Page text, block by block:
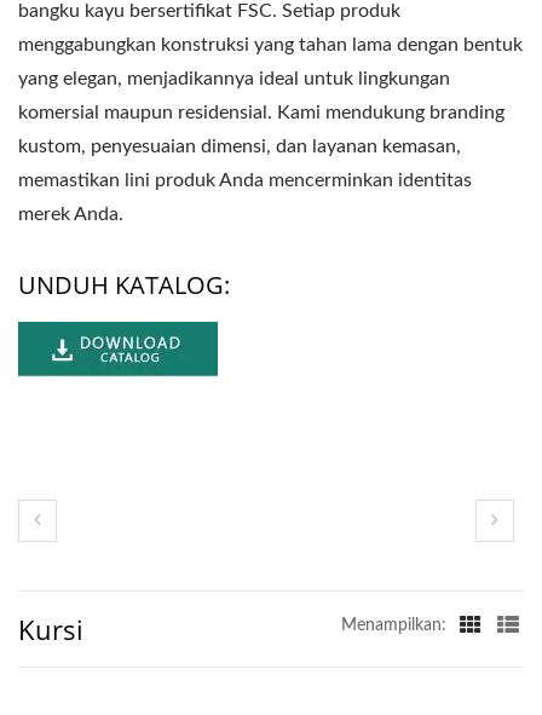
bangku kayu bersertifikat FSC. Setiap produk
menggabungkan konstruksi yang tahan lama dengan bentuk
yang elegan, menjadikannya ideal untuk lingkungan
komersial maupun residensial. Kami mendukung branding
kustom, penyesuaian dimensi, dan layanan kemasan,
memastikan lini produk Anda mencerminkan identitas
merek Anda.
UNDUH KATALOG:
Kursi Menampilkan: